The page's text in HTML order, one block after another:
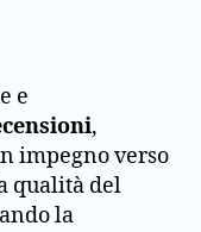
e
,
impegno verso
qualità del
la